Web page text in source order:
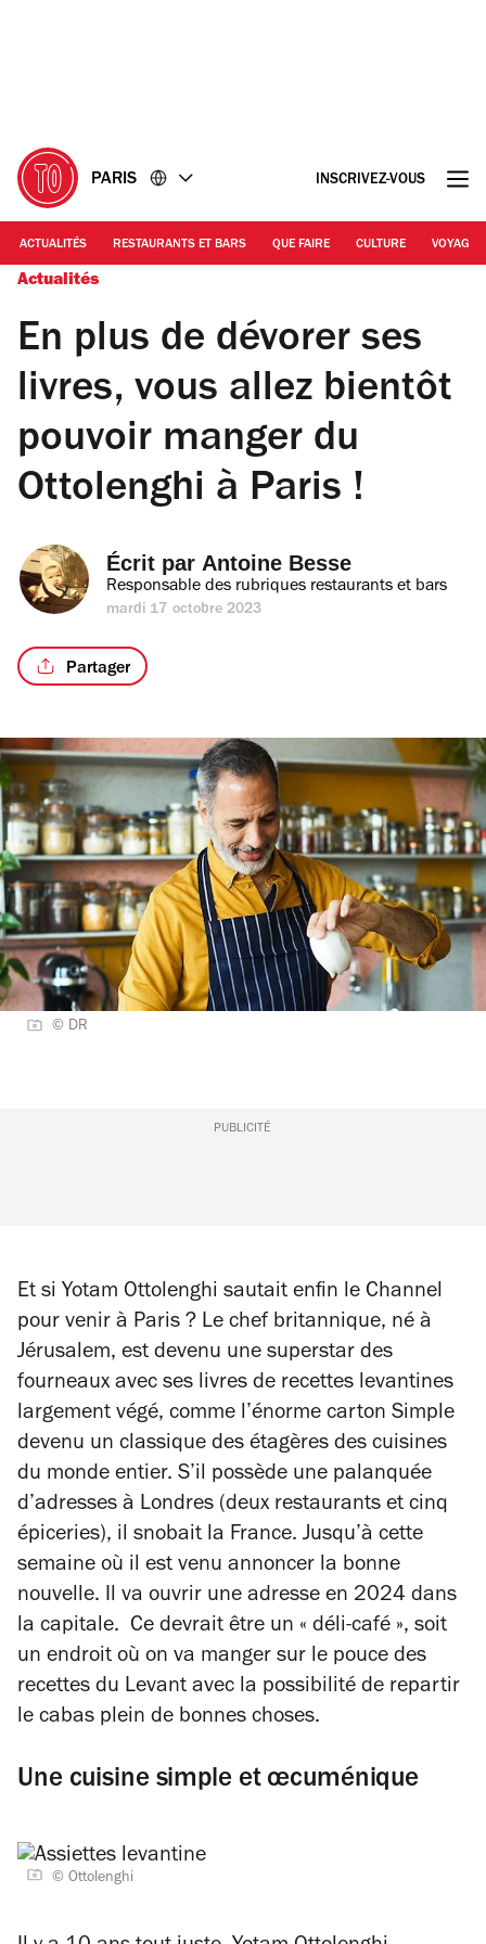
PARIS INSCRIVEZ-VOUS
ACTUALITÉS RESTAURANTS ET BARS QUE FAIRE CULTURE VOYAGE
Actualités
En plus de dévorer ses
livres, vous allez bientôt
pouvoir manger du
Ottolenghi à Paris !
Écrit par Antoine Besse
Responsable des rubriques restaurants et bars
mardi 17 octobre 2023
Partager
© DR
PUBLICITÉ
Et si Yotam Ottolenghi sautait enfin le Channel
pour venir à Paris ? Le chef britannique, né à
Jérusalem, est devenu une superstar des
fourneaux avec ses livres de recettes levantines
largement végé, comme l’énorme carton Simple
devenu un classique des étagères des cuisines
du monde entier. S’il possède une palanquée
d’adresses à Londres (deux restaurants et cinq
épiceries), il snobait la France. Jusqu’à cette
semaine où il est venu annoncer la bonne
nouvelle. Il va ouvrir une adresse en 2024 dans
la capitale. Ce devrait être un « déli-café », soit
un endroit où on va manger sur le pouce des
recettes du Levant avec la possibilité de repartir
le cabas plein de bonnes choses.
Une cuisine simple et œcuménique
© Ottolenghi